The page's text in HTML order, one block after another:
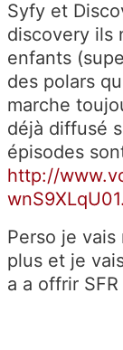
Syfy et
discovery ils
enfants
des polars
marche
déjà diffusé
épisodes
http://
Perso je
plus et je
a a offrir SFR